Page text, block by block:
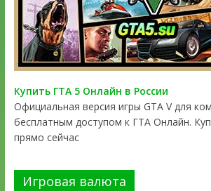
Купить ГТА 5 Онлайн в России
Официальная версия игры GTA V для
бесплатным доступом к ГТА Онлайн.
прямо сейчас
Игровая валюта